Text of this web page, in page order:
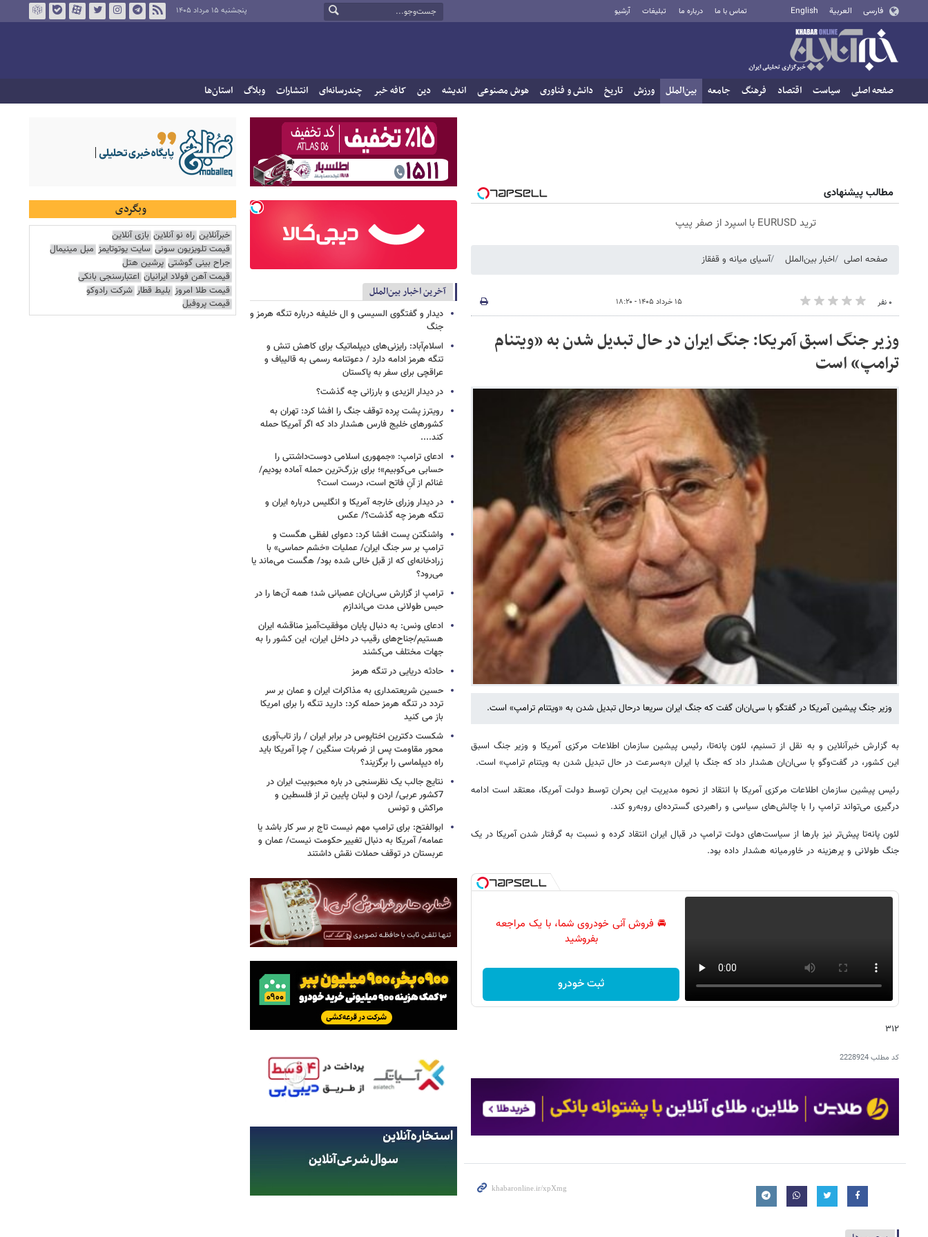
فارسی العربية English تماس با ما درباره ما تبلیغات آرشیو پنجشنبه ۱۵ مرداد ۱۴۰۵
صفحه اصلی سیاست اقتصاد فرهنگ جامعه بین‌الملل ورزش تاریخ دانش و فناوری هوش مصنوعی اندیشه دین کافه خبر چندرسانه‌ای انتشارات وبلاگ استان‌ها
مطالب پیشنهادی
ترید EURUSD با اسپرد از صفر پیپ
صفحه اصلی اخبار بین‌الملل آسیای میانه و قفقاز
۰ نفر ۱۵ خرداد ۱۴۰۵ - ۱۸:۲۰
وزیر جنگ اسبق آمریکا: جنگ ایران در حال تبدیل شدن به «ویتنام
ترامپ» است
وزیر جنگ پیشین آمریکا در گفتگو با سی‌ان‌ان گفت که جنگ ایران سریعا درحال تبدیل شدن به «ویتنام ترامپ» است.
به گزارش خبرآنلاین و به نقل از تسنیم، لئون پانه‌تا، رئیس پیشین سازمان اطلاعات مرکزی آمریکا و وزیر جنگ اسبق
این کشور، در گفت‌وگو با سی‌ان‌ان هشدار داد که جنگ با ایران «به‌سرعت در حال تبدیل شدن به ویتنام ترامپ» است.
رئیس پیشین سازمان اطلاعات مرکزی آمریکا با انتقاد از نحوه مدیریت این بحران توسط دولت آمریکا، معتقد است ادامه
درگیری می‌تواند ترامپ را با چالش‌های سیاسی و راهبردی گسترده‌ای روبه‌رو کند.
لئون پانه‌تا پیش‌تر نیز بارها از سیاست‌های دولت ترامپ در قبال ایران انتقاد کرده و نسبت به گرفتار شدن آمریکا در یک
جنگ طولانی و پرهزینه در خاورمیانه هشدار داده بود.
🚘 فروش آنی خودروی شما، با یک مراجعه
بفروشید
ثبت خودرو
۳۱۲
کد مطلب2228924
آخرین اخبار بین‌الملل
دیدار و گفتگوی السیسی و ال خلیفه درباره تنگه هرمز و
جنگ
اسلام‌آباد: رایزنی‌های دیپلماتیک برای کاهش تنش و
تنگه هرمز ادامه دارد / دعوتنامه رسمی به قالیباف و
عراقچی برای سفر به پاکستان
در دیدار الزیدی و بارزانی چه گذشت؟
رویترز پشت پرده توقف جنگ را افشا کرد: تهران به
کشورهای خلیج فارس هشدار داد که اگر آمریکا حمله
کند....
ادعای ترامپ: «جمهوری اسلامی دوست‌داشتنی را
حسابی می‌کوبیم»؛ برای بزرگ‌ترین حمله آماده بودیم/
غنائم از آنِ فاتح است، درست است؟
در دیدار وزرای خارجه آمریکا و انگلیس درباره ایران و
تنگه هرمز چه گذشت؟/ عکس
واشنگتن پست افشا کرد: دعوای لفظی هگست و
ترامپ بر سر جنگ ایران/ عملیات «خشم حماسی» با
زرادخانه‌ای که از قبل خالی شده بود/ هگست می‌ماند یا
می‌رود؟
ترامپ از گزارش سی‌ان‌ان عصبانی شد؛ همه آن‌ها را در
حبس طولانی مدت می‌اندازم
ادعای ونس: به دنبال پایان موفقیت‌آمیز مناقشه ایران
هستیم/جناح‌های رقیب در داخل ایران، این کشور را به
جهات مختلف می‌کشند
حادثه دریایی در تنگه هرمز
حسین شریعتمداری به مذاکرات ایران و عمان بر سر
تردد در تنگه هرمز حمله کرد: دارید تنگه را برای امریکا
باز می کنید
شکست دکترین اختاپوس در برابر ایران / راز تاب‌آوری
محور مقاومت پس از ضربات سنگین / چرا آمریکا باید
راه دیپلماسی را برگزیند؟
نتایج جالب یک نظرسنجی در باره محبوبیت ایران در
7کشور عربی/ اردن و لبنان پایین تر از فلسطین و
مراکش و تونس
ابوالفتح: برای ترامپ مهم نیست تاج بر سر کار باشد یا
عمامه/ آمریکا به دنبال تغییر حکومت نیست/ عمان و
عربستان در توقف حملات نقش داشتند
وبگردی
خبرآنلاین راه نو آنلاین بازی آنلاین
قیمت تلویزیون سونی سایت یوتوتایمز مبل مینیمال
جراح بینی گوشتی پرشین هتل
قیمت آهن فولاد ایرانیان اعتبارسنجی بانکی
قیمت طلا امروز بلیط قطار شرکت رادوکو
قیمت پروفیل